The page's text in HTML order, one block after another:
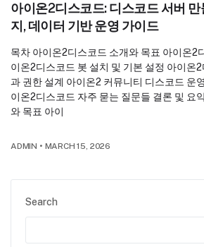
Search
아이온2디스코드: 디스코드 서버
지, 데이터 기반 운영 가이드
목차 아이온2디스코드 소개와 목표 아이온2
이온2디스코드 봇 설치 및 기본 설정 아이온
과 권한 설계 아이온2 커뮤니티 디스코드 운
이온2디스코드 자주 묻는 질문들 결론 및 요
와 목표 아이
ADMIN • MARCH 15, 2026